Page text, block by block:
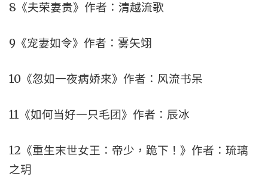
8《夫荣妻贵》作者：清越流歌
9《宠妻如令》作者：雾矢翊
10《忽如一夜病娇来》作者：风流书呆
11《如何当好一只毛团》作者：辰冰
12《重生末世女王：帝少，跪下！》作者：琉璃
之玥